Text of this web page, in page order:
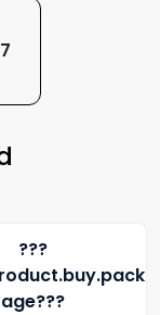
???
age???